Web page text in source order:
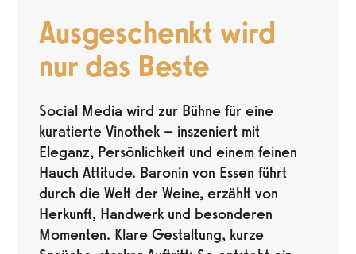
Ausgeschenkt wird
nur das Beste
Social Media wird zur Bühne für eine
kuratierte Vinothek – inszeniert mit
Eleganz, Persönlichkeit und einem feinen
Hauch Attitude. Baronin von Essen führt
durch die Welt der Weine, erzählt von
Herkunft, Handwerk und besonderen
Momenten. Klare Gestaltung, kurze